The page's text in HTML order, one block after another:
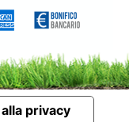
privacy